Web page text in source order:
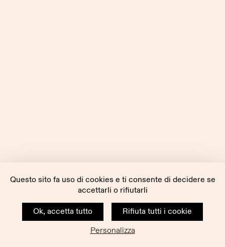
Questo sito fa uso di cookies e ti consente di decidere se
accettarli o rifiutarli
Ok, accetta tutto
Rifiuta tutti i cookie
Personalizza